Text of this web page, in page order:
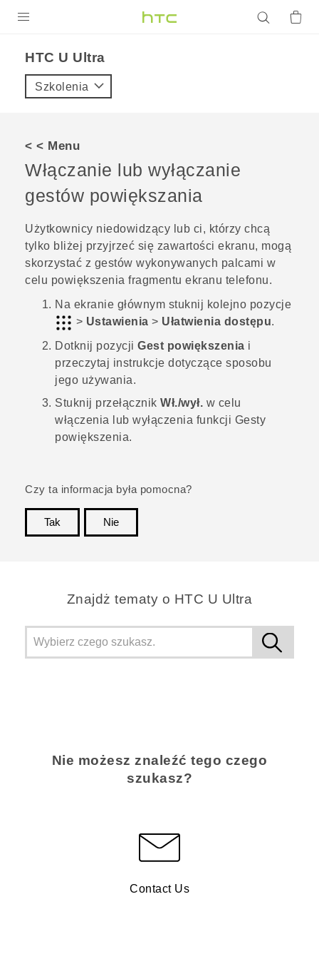
VIVE
VIVERSE
POMOC TECHNICZNA
Urządzenia i akcesoria HTC
Zaloguj się
HTC U Ultra‎
Szkolenia
< < Menu
Włączanie lub wyłączanie
gestów powiększania
Użytkownicy niedowidzący lub ci, którzy chcą
tylko bliżej przyjrzeć się zawartości ekranu, mogą
skorzystać z gestów wykonywanych palcami w
celu powiększenia fragmentu ekranu telefonu.
Na ekranie głównym stuknij kolejno pozycje
> Ustawienia > Ułatwienia dostępu.
Dotknij pozycji Gest powiększenia i
przeczytaj instrukcje dotyczące sposobu
jego używania.
Stuknij przełącznik Wł./wył. w celu
włączenia lub wyłączenia funkcji Gesty
powiększenia.
Czy ta informacja była pomocna?
Tak
Nie
Znajdż tematy o HTC U Ultra
Nie możesz znaleźć tego czego
szukasz?
Contact Us